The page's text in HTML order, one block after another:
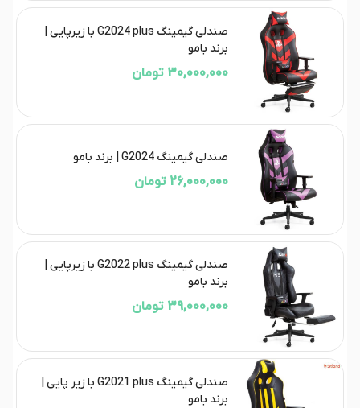
صندلی گیمینگ G2024 plus با زیرپایی |
برند بامو
30,000,000 تومان
صندلی گیمینگ G2024 | برند بامو
26,000,000 تومان
صندلی گیمینگ G2022 plus با زیرپایی |
برند بامو
39,000,000 تومان
صندلی گیمینگ G2021 plus با زیر پایی |
برند بامو